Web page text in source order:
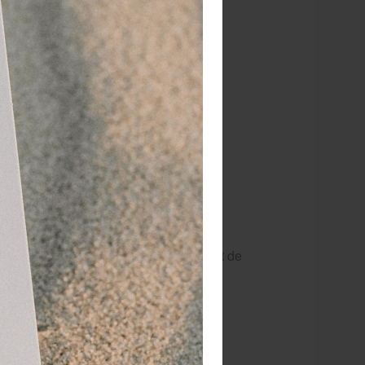
en lichte compressie, waardoor de
Het flexibele ontwerp van de
en ademende materiaal zit de
en ervaar je een fijn